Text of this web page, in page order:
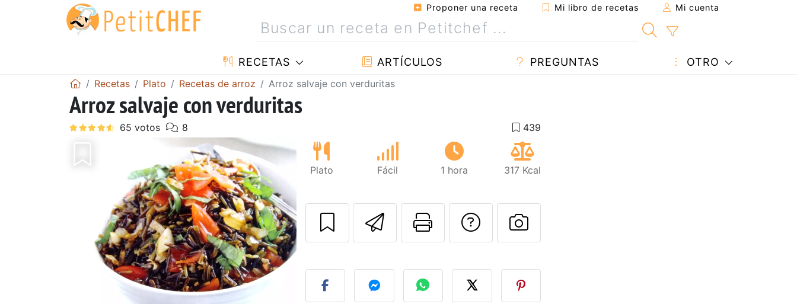
Proponer una receta Mi libro de recetas Mi cuenta
RECETAS ARTÍCULOS PREGUNTAS OTRO
Recetas Plato Recetas de arroz Arroz salvaje con verduritas
Arroz salvaje con verduritas
Plato Fácil 1 hora 317 Kcal
Enviar esta receta a un amigo
Imprimir esta página
Preguntar al autor
Publicar la foto de esta receta